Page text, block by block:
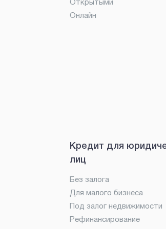
Открытыми
Онлайн
Кредит для
лиц
Без залога
Для малого бизнеса
Под залог недвижимости
Рефинансирование